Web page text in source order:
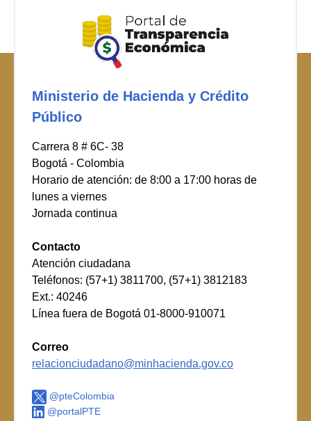
Ministerio de Hacienda y Crédito
Público
Carrera 8 # 6C- 38
Bogotá - Colombia
Horario de atención: de 8:00 a 17:00 horas de
lunes a viernes
Jornada continua
Contacto
Atención ciudadana
Teléfonos: (57+1) 3811700, (57+1) 3812183
Ext.: 40246
Línea fuera de Bogotá 01-8000-910071
Correo
relacionciudadano@minhacienda.gov.co
@pteColombia
@portalPTE